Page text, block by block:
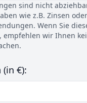
sind nicht
wie z.B. Zinsen oder
Wenn Sie
empfehlen wir Ihnen
(in €):